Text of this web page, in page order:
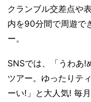
クランブル交差点や
内を90分間で周遊で
ー。
SNSでは、「うわあ!
ツアー。ゆったりテ
ーい!」と大人気! 毎